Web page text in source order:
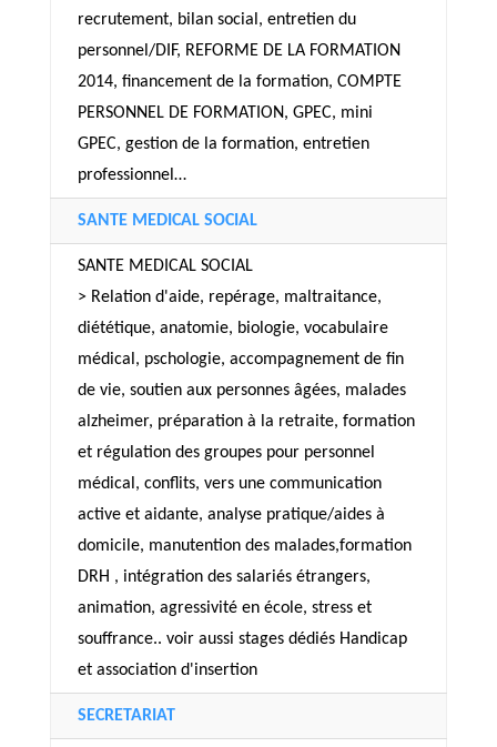
recrutement, bilan social, entretien du
personnel/DIF, REFORME DE LA FORMATION
2014, financement de la formation, COMPTE
PERSONNEL DE FORMATION, GPEC, mini
GPEC, gestion de la formation, entretien
professionnel…
SANTE MEDICAL SOCIAL
SANTE MEDICAL SOCIAL
> Relation d'aide, repérage, maltraitance,
diététique, anatomie, biologie, vocabulaire
médical, pschologie, accompagnement de fin
de vie, soutien aux personnes âgées, malades
alzheimer, préparation à la retraite, formation
et régulation des groupes pour personnel
médical, conflits, vers une communication
active et aidante, analyse pratique/aides à
domicile, manutention des malades,formation
DRH , intégration des salariés étrangers,
animation, agressivité en école, stress et
souffrance.. voir aussi stages dédiés Handicap
et association d'insertion
SECRETARIAT